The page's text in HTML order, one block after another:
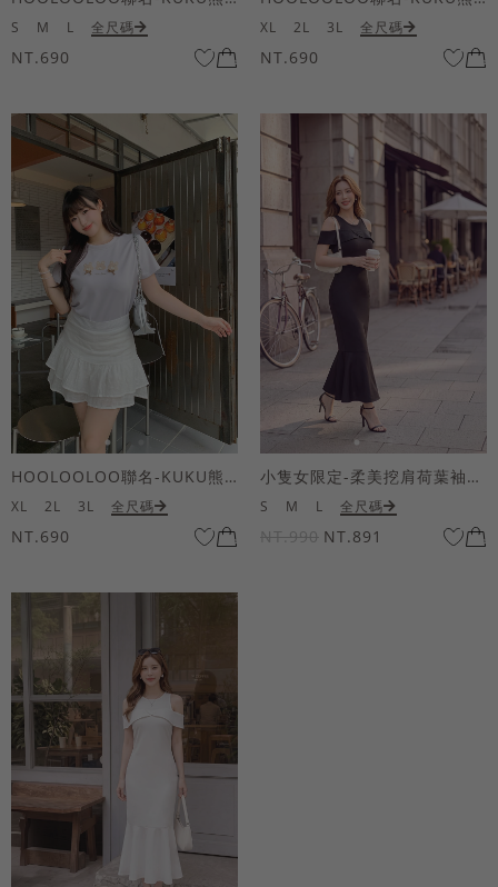
S M L 全尺碼
NT.690
XL 2L 3L 全尺碼
NT.690
HOOLOOLOO聯名-KUKU熊蝴蝶結短袖上衣
XL 2L 3L 全尺碼
NT.690
小隻女限定-柔美挖肩荷葉袖魚尾長洋裝
S M L 全尺碼
NT.990 NT.891